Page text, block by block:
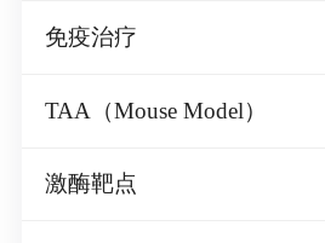
免疫治疗
TAA（Mouse Model）
激酶靶点